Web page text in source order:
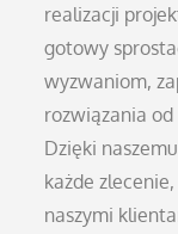
realizacji
gotowy
wyzwaniom,
rozwiązania
Dzięki
każde
naszymi